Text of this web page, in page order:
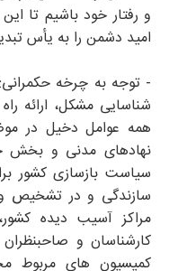
و رفتار خود باشیم تا
امید دشمن را به یأس
- توجه به چرخه
شناسایی مشکل، ارائه
همه عوامل دخیل در
نهادهای مدنی و بخش
سیاست بازسازی کشور
سازندگی و در تشخیص و
مراکز آسیب دیده
کارشناسان و
کمیسیون های مربوط